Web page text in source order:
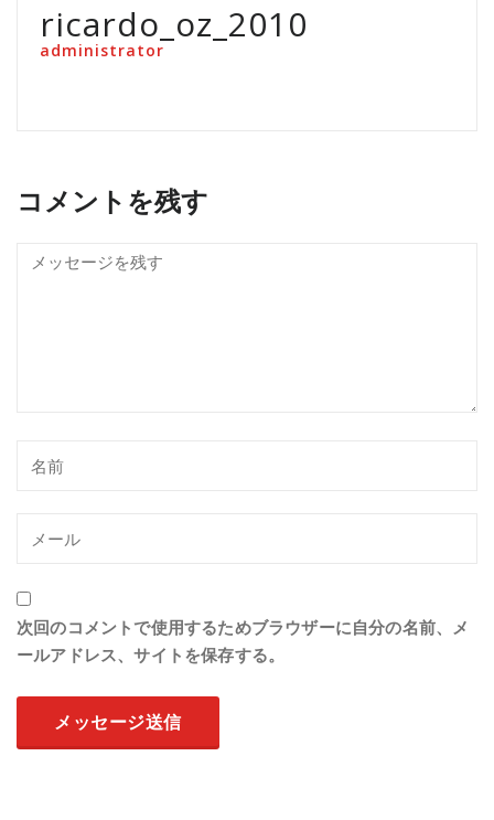
ricardo_oz_2010
administrator
コメントを残す
次回のコメントで使用するためブラウザーに自分の名前、メ
ールアドレス、サイトを保存する。